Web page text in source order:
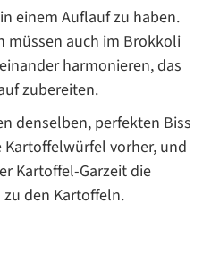
einem Auflauf zu haben.
müssen auch im Brokkoli
harmonieren, das
zubereiten.
denselben, perfekten Biss
vorher, und
Kartoffel-Garzeit die
den Kartoffeln.